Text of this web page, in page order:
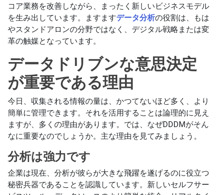
コア業務を改善しながら、まったく新しいビジネスモデル
を生み出しています。ますますデータ分析の役割は、もは
やスタンドアロンの分野ではなく、デジタル戦略または変
革の触媒となっています。
データドリブンな意思決定
が重要である理由
今日、収集される情報の量は、かつてないほど多く、より
簡単に管理できます。それを活用することは論理的に見え
ますが、多くの理由があります。では、なぜDDDMがそん
なに重要なのでしょうか。主な理由を見てみましょう。
分析は強力です
企業は現在、分析が彼らが大きな飛躍を遂げるのに役立つ
秘密兵器であることを認識しています。新しいセルフサー